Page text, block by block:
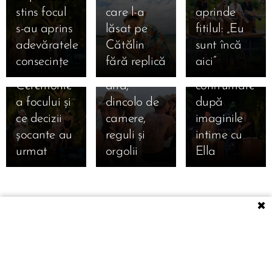
✖
stins focul
s-au aprins
adevăratele
consecințe
care l-a
lăsat pe
Cătălin
fără replică
aprinde
fitilul: „Eu
sunt încă
aici” 🔥
iubirii! Cum
s-au privit
Marian și
Bianca la
ultima
Ceremonie
a focului și
ce decizii
șocante au
urmat 🔥
au alergat
inimile lui
Francesca
și Cristi
una spre
alta,
dincolo de
camere,
reguli și
orgolii
03.09.2025
Bonfire
exploziv:
Andrei vs.
Teo, prima
confruntare
după
imaginile
intime cu
Ella 🔥